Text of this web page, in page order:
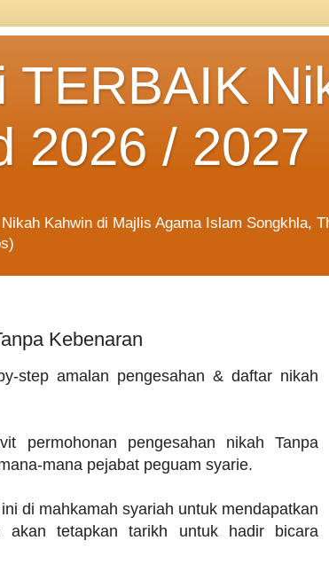
TERBAIK
2026 / 2027
Kahwin di Majlis Agama Islam Songkhla,
Kebenaran
step amalan pengesahan & daftar nikah
permohonan pengesahan nikah Tanpa
mana pejabat peguam syarie.
di mahkamah syariah untuk mendapatkan
akan tetapkan tarikh untuk hadir bicara